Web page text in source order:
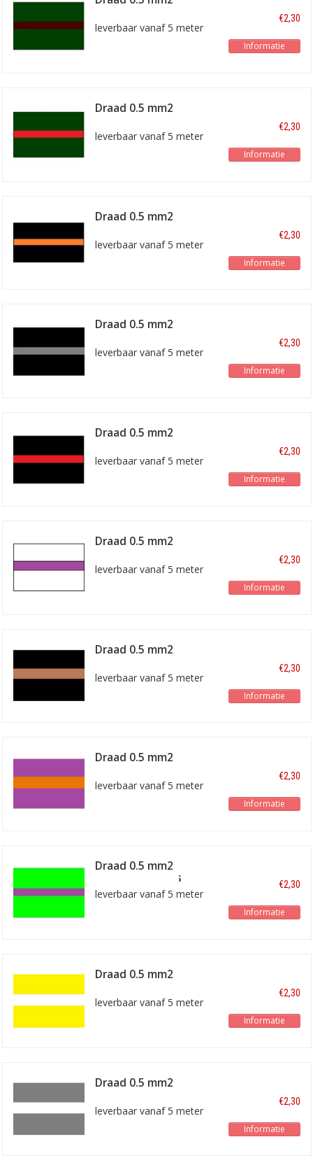
leverbaar vanaf 5 meter
€2,30
Informatie
Draad 0.5 mm2
leverbaar vanaf 5 meter
€2,30
Informatie
Draad 0.5 mm2
leverbaar vanaf 5 meter
€2,30
Informatie
Draad 0.5 mm2
leverbaar vanaf 5 meter
€2,30
Informatie
Draad 0.5 mm2
leverbaar vanaf 5 meter
€2,30
Informatie
Draad 0.5 mm2
leverbaar vanaf 5 meter
€2,30
Informatie
Draad 0.5 mm2
leverbaar vanaf 5 meter
€2,30
Informatie
Draad 0.5 mm2
leverbaar vanaf 5 meter
€2,30
Informatie
Draad 0.5 mm2
lichtgroen/paars
leverbaar vanaf 5 meter
€2,30
Informatie
Draad 0.5 mm2
leverbaar vanaf 5 meter
€2,30
Informatie
Draad 0.5 mm2
leverbaar vanaf 5 meter
€2,30
Informatie